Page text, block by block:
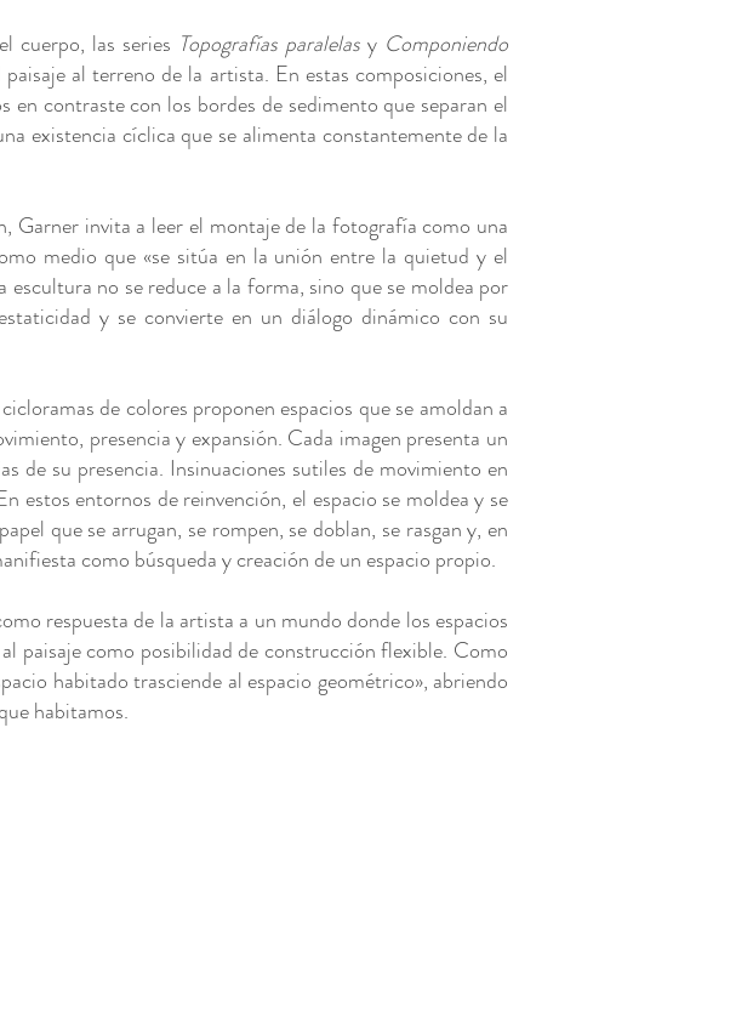
cuerpo, las series Topografías paralelasy Componiendo
al terreno de la artista. En estas composiciones, el
en contraste con los bordes de sedimento que separan el
existencia cíclica que se alimenta constantemente de la
Garner invita a leer el montaje de la fotografía como una
medio que «se sitúa en la unión entre la quietud y el
no se reduce a la forma, sino que se moldea por
y se convierte en un diálogo dinámico con su
de colores proponen espacios que se amoldan a
presencia y expansión. Cada imagen presenta un
de su presencia. Insinuaciones sutiles de movimiento en
estos entornos de reinvención, el espacio se moldea y se
que se arrugan, se rompen, se doblan, se rasgan y, en
como búsqueda y creación de un espacio propio.
respuesta de la artista a un mundo donde los espacios
paisaje como posibilidad de construcción flexible. Como
habitado trasciende al espacio geométrico», abriendo
habitamos.